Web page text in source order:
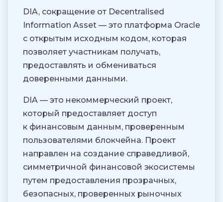
DIA, сокращение от Decentralised
Information Asset — это платформа Oracle
с открытым исходным кодом, которая
позволяет участникам получать,
предоставлять и обмениваться
доверенными данными.
DIA — это некоммерческий проект,
который предоставляет доступ
к финансовым данным, проверенным
пользователями блокчейна. Проект
направлен на создание справедливой,
симметричной финансовой экосистемы
путем предоставления прозрачных,
безопасных, проверенных рыночных